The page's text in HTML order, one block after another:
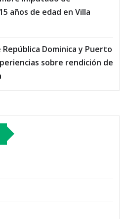
años de edad en Villa
Dominica y Puerto
sobre rendición de